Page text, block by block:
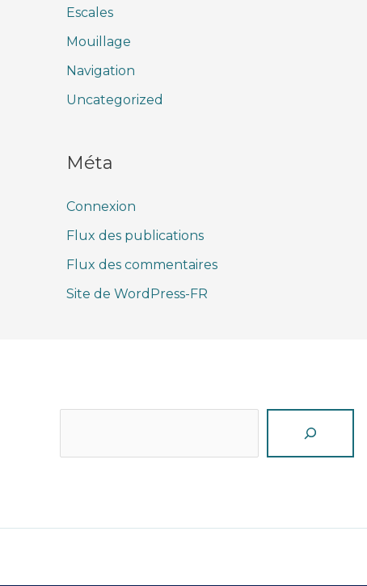
Escales
Mouillage
Navigation
Uncategorized
Méta
Connexion
Flux des publications
Flux des commentaires
Site de WordPress-FR